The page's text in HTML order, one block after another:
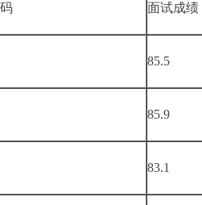
面试成绩
85.5
85.9
83.1